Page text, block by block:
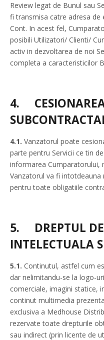
Review legat de Bunul sau
fi transmisa catre adresa de
Cont. In acest fel,
posibili Utilizatori/ Clienti/
activ in dezvoltarea de noi
completa a caracteristicilor
4.
4.1. Vanzatorul poate
parte pentru Servicii ce tin
informarea Cumparatorului,
Vanzatorul va fi
pentru toate obligatiile
5. DREPTUL
INTELECTUALA
5.1. Continutul, astfel cum
dar nelimitandu-se la logo-
comerciale, imagini statice,
continut multimedia
exclusiva a Medhouse
rezervate toate drepturile
sau indirect (prin licente de